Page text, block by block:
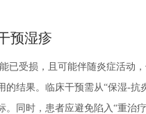
预湿疹
已受损，且可能伴随炎症活动
结果。临床干预需从“保湿-
同时，患者应避免陷入“重治